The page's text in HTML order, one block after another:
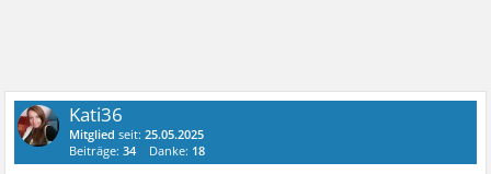
Kati36
Mitglied seit:25.05.2025
Beiträge:34 Danke: 18